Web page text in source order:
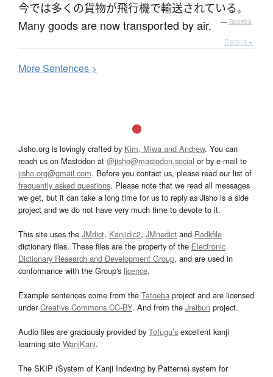
今では多く の貨物が飛行機で輸送されている。
Many goods are now transported by air. — Tatoeba
Details ▸
MoreSentences >
Jisho.org is lovingly crafted by Kim, Miwa and Andrew. You can
reach us on Mastodon at @jisho@mastodon.social or by e-mail to
jisho.org@gmail.com. Before you contact us, please read our list of
frequently asked questions. Please note that we read all messages
we get, but it can take a long time for us to reply as Jisho is a side
project and we do not have very much time to devote to it.
This site uses the JMdict, Kanjidic2, JMnedict and Radkfile
dictionary files. These files are the property of the Electronic
Dictionary Research and Development Group, and are used in
conformance with the Group's licence.
Example sentences come from the Tatoeba project and are licensed
underCreative Commons CC-BY. And from the Jreibun project.
Audio files are graciously provided by Tofugu’s excellent kanji
learning site WaniKani.
The SKIP (System of Kanji Indexing by Patterns) system for